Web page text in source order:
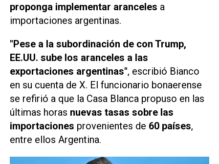
proponga implementar aranceles a
importaciones argentinas.
"Pese a la subordinación de con Trump,
EE.UU. sube los aranceles a las
exportaciones argentinas", escribió Bianco
en su cuenta de X. El funcionario bonaerense
se refirió a que la Casa Blanca propuso en las
últimas horas nuevas tasas sobre las
importaciones provenientes de 60 países,
entre ellos Argentina.